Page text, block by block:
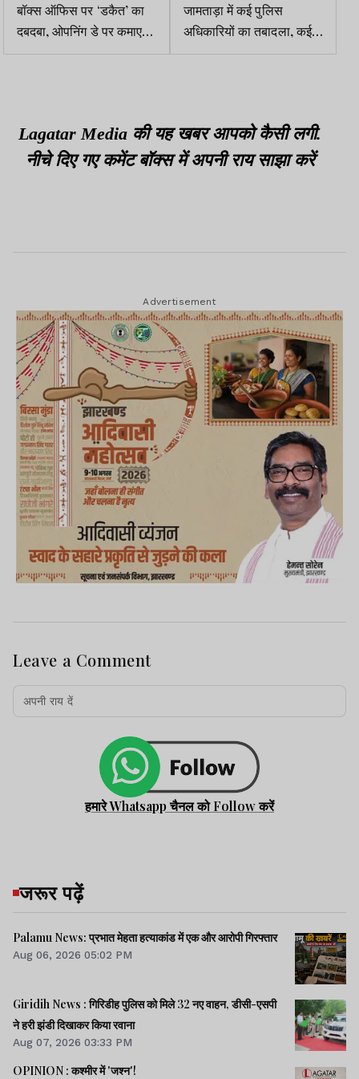
बॉक्स ऑफिस पर ‘डकैत’ का
दबदबा, ओपनिंग डे पर कमाए
इतने करोड़
जामताड़ा में कई पुलिस
अधिकारियों का तबादला, कई
थानों के प्रभारी बदले
Lagatar Media की यह खबर आपको कैसी लगी.
नीचे दिए गए कमेंट बॉक्स में अपनी राय साझा करें
Advertisement
Leave a Comment
हमारे Whatsapp चैनल को Follow करें
जरूर पढ़ें
Palamu News: प्रभात मेहता हत्याकांड में एक और आरोपी गिरफ्तार
Aug 06, 2026 05:02 PM
Giridih News : गिरिडीह पुलिस को मिले 32 नए वाहन, डीसी-एसपी
ने हरी झंडी दिखाकर किया रवाना
Aug 07, 2026 03:33 PM
OPINION : कश्मीर में 'जश्न'!